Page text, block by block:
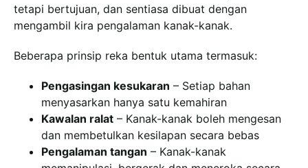
tetapi bertujuan, dan sentiasa dibuat dengan
mengambil kira pengalaman kanak-kanak.
Beberapa prinsip reka bentuk utama termasuk:
Pengasingan kesukaran – Setiap bahan
menyasarkan hanya satu kemahiran
Kawalan ralat – Kanak-kanak boleh mengesan
dan membetulkan kesilapan secara bebas
Pengalaman tangan – Kanak-kanak